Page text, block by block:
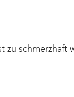
zu schmerzhaft